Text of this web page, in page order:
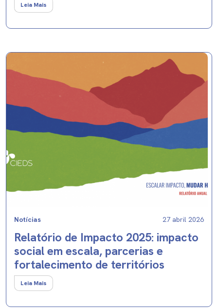
Leia Mais
Notícias 27 abril 2026
Relatório de Impacto 2025: impacto
social em escala, parcerias e
fortalecimento de territórios
Leia Mais